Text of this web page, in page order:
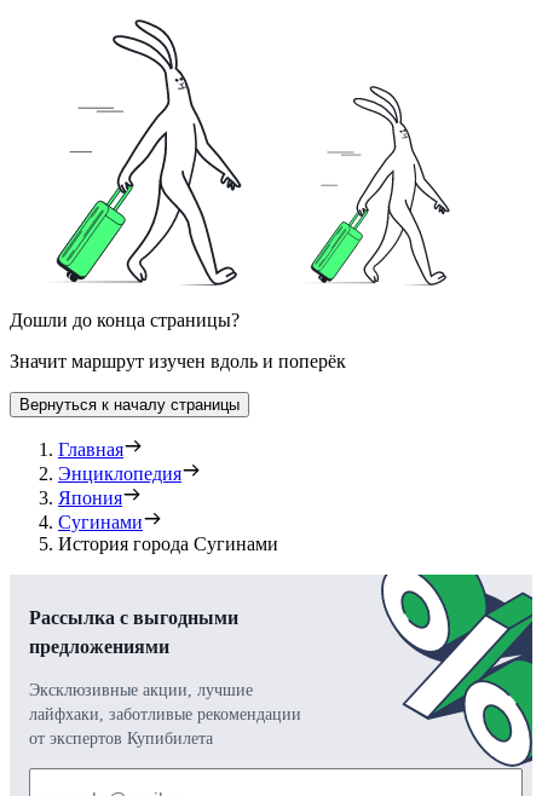
Дошли до конца страницы?
Значит маршрут изучен вдоль и поперёк
Вернуться к началу страницы
Главная
Энциклопедия
Япония
Сугинами
История города Сугинами
Рассылка с выгодными
предложениями
Эксклюзивные акции, лучшие
лайфхаки, заботливые рекомендации
от экспертов Купибилета